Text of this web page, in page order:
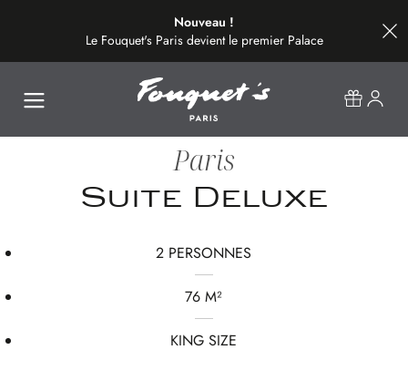
Nouveau !
Le Fouquet's Paris devient le premier Palace
de la plus belle avenue du monde.
Paris
Suite Deluxe
2 PERSONNES
76 M²
KING SIZE